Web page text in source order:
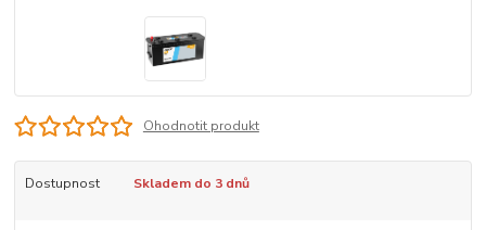
Ohodnotit produkt
Dostupnost Skladem do 3 dnů